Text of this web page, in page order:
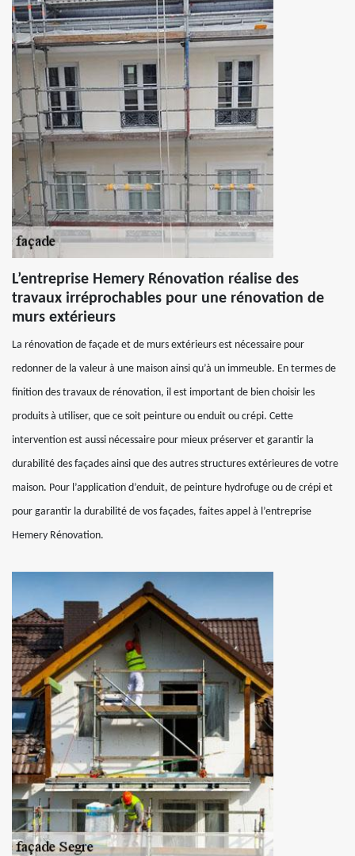
L’entreprise Hemery Rénovation réalise des
travaux irréprochables pour une rénovation de
murs extérieurs
La rénovation de façade et de murs extérieurs est nécessaire pour
redonner de la valeur à une maison ainsi qu’à un immeuble. En termes de
finition des travaux de rénovation, il est important de bien choisir les
produits à utiliser, que ce soit peinture ou enduit ou crépi. Cette
intervention est aussi nécessaire pour mieux préserver et garantir la
durabilité des façades ainsi que des autres structures extérieures de votre
maison. Pour l’application d’enduit, de peinture hydrofuge ou de crépi et
pour garantir la durabilité de vos façades, faites appel à l’entreprise
Hemery Rénovation.